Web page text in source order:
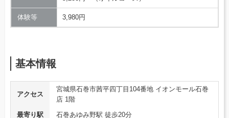
体験等 3,980円
基本情報
アクセス
宮城県石巻市茜平四丁目104番地 イオンモール石巻
店 1階
最寄り駅
石巻あゆみ野駅 徒歩20分